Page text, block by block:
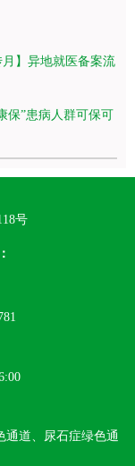
月】异地就医备案流
保”患病人群可保可
号
通道、尿石症绿色通